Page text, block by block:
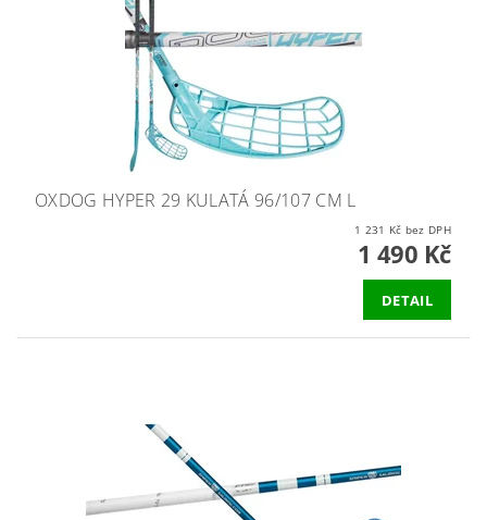
OXDOG HYPER 29 KULATÁ 96/107 CM L
1 231 Kč bez DPH
1 490 Kč
DETAIL